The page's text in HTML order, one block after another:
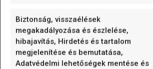
Biztonság, visszaélések
megakadályozása és észlelése,
hibajavítás, Hirdetés és tartalom
megjelenítése és bemutatása,
Adatvédelmi lehetőségek mentése és
projekt szerves része – legyen szó
időzített vezérlésről vagy egyszerű
DS1302 RTC modul könnyen kezelhető,
kezdőkészletben megtalálható és …